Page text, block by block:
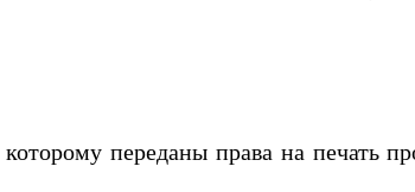
переданы права на печать